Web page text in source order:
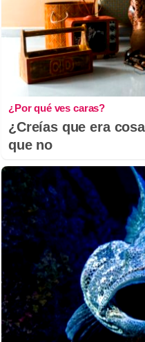
¿Por qué ves caras?
¿Creías que era
que no